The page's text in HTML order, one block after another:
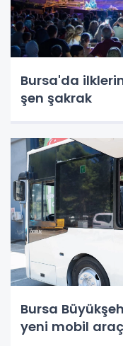
Bursa'da
şen şakrak
Bursa
yeni mobil araç